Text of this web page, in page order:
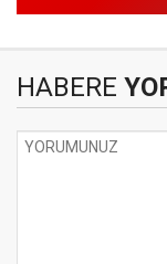
HABERE